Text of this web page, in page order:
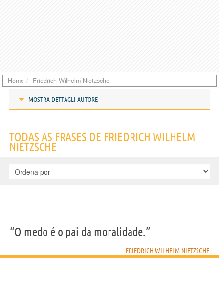
Home Friedrich Wilhelm Nietzsche
MOSTRA DETTAGLI AUTORE
Nome Friedrich Wilhelm
Sobrenome Nietzsche
Gênero masculino
TODAS AS FRASES DE FRIEDRICH WILHELM
NIETZSCHE
“O medo é o pai da moralidade.”
FRIEDRICH WILHELM NIETZSCHE